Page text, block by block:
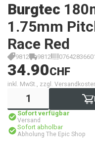
Burgtec
1.75mm
Race Red
9812 9812
34.90CHF
inkl. MwSt., zzgl.
Sofort verfügbar
Versand
Sofort abholbar
Abholung The Epic Shop